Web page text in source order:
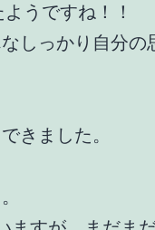
うですね！！
しっかり自分の
きました。